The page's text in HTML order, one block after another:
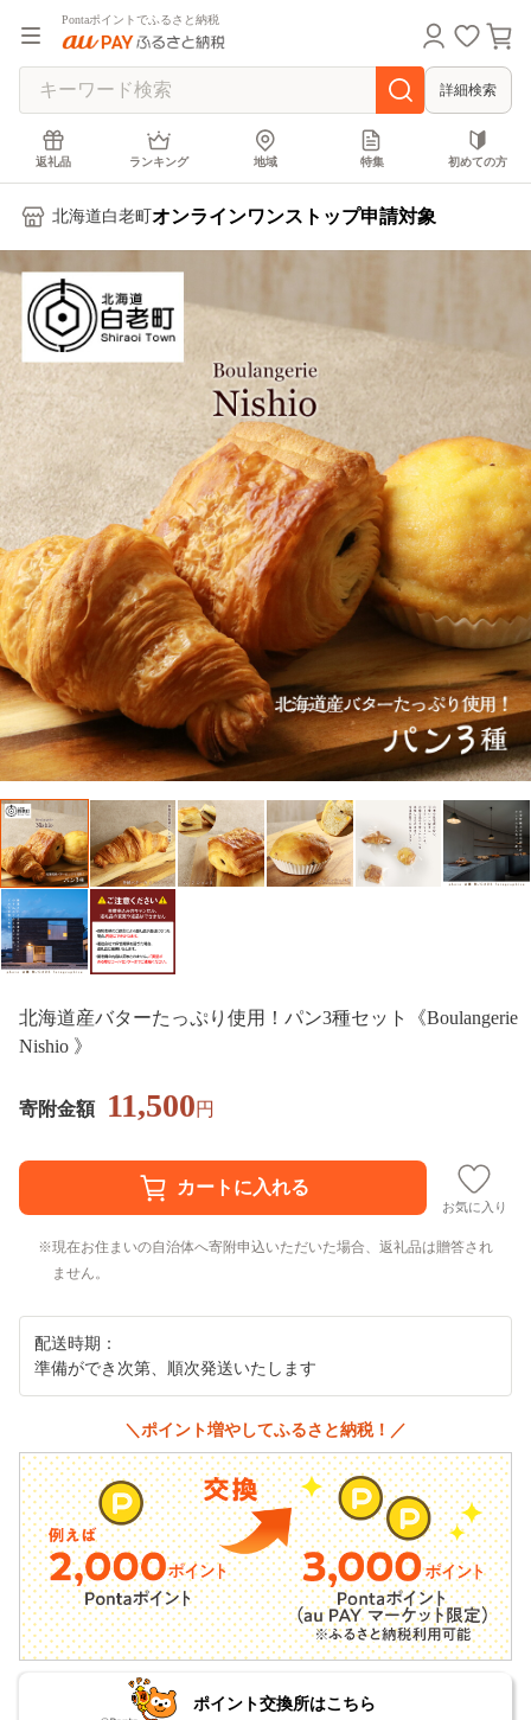
Pontaポイントでふるさと納税
詳細検索
返礼品 ランキング 地域 特集 初めての方
北海道白老町 オンラインワンストップ申請対象
北海道産バターたっぷり使用！パン3種セット《Boulangerie
Nishio 》
寄附金額 11,500円
お気に入り
現在お住まいの自治体へ寄附申込いただいた場合、返礼品は贈答され
ません。
配送時期：
準備ができ次第、順次発送いたします
＼ポイント増やしてふるさと納税！／
ポイント交換所はこちら